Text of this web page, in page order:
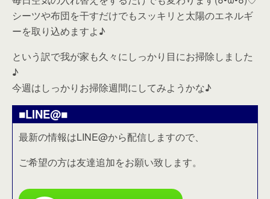
シーツや布団を干すだけでもスッキリと太陽のエネルギ
ーを取り込めますよ♪
という訳で我が家も久々にしっかり目にお掃除しました
♪
今週はしっかりお掃除週間にしてみようかな♪
■LINE@■
最新の情報はLINE@から配信しますので、
ご希望の方は友達追加をお願い致します。